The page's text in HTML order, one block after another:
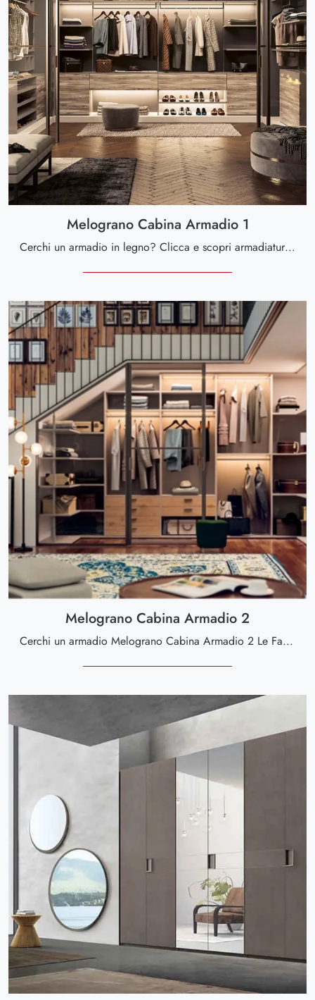
Melograno Cabina Armadio 1
Cerchi un armadio in legno? Clicca e scopri armadiature cabine armadio con ante scorrevoli di Le Fablier.
Melograno Cabina Armadio 2
Cerchi un armadio Melograno Cabina Armadio 2 Le Fablier? Clicca subito! Gli armadi cabine armadio con ante scorrevoli ti aspettano.